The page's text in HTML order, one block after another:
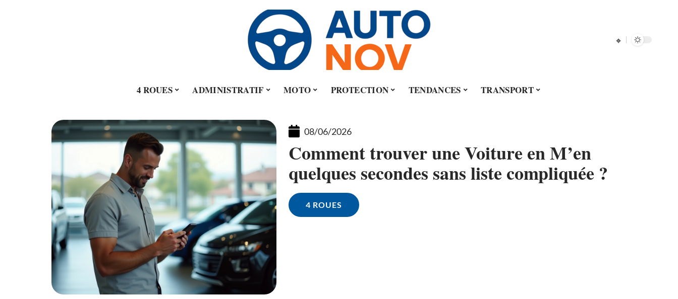
4 ROUES ADMINISTRATIF MOTO PROTECTION TENDANCES TRANSPORT
08/06/2026
Comment trouver une Voiture en M’en
quelques secondes sans liste compliquée ?
4 ROUES